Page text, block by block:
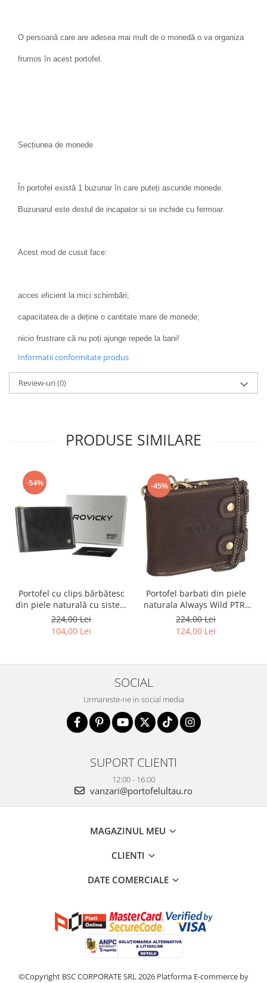
O persoană care are adesea mai mult de o monedă o va organiza
frumos în acest portofel.
Secțiunea de monede
În portofel există 1 buzunar în care puteți ascunde monede.
Buzunarul este destul de incapator si se inchide cu fermoar.
Acest mod de cusut face:
acces eficient la mici schimbări;
capacitatea de a deține o cantitate mare de monede;
nicio frustrare că nu poți ajunge repede la bani!
Informatii conformitate produs
Review-uri(0)
PRODUSE SIMILARE
-54%
Portofel cu clips bărbătesc
din piele naturală cu sistem
RFID - Rovicky PTR-N1908-
RVT-9799 BLACK
224,00 Lei
104,00 Lei
-45%
Portofel barbati din piele
naturala Always Wild PTR-
2900-BIC
224,00 Lei
124,00 Lei
SOCIAL
Urmareste-ne in social media
SUPORT CLIENTI
12:00 - 16:00
vanzari@portofelultau.ro
MAGAZINUL MEU
CLIENTI
DATE COMERCIALE
©Copyright BSC CORPORATE SRL 2026 Platforma E-commerce by